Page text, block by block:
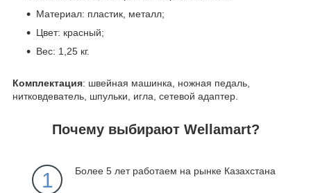
Материал: пластик, металл;
Цвет: красный;
Вес: 1,25 кг.
Комплектация: швейная машинка, ножная педаль,
нитковдеватель, шпульки, игла, сетевой адаптер.
Почему выбирают Wellamart?
1 Более 5 лет работаем на рынке Казахстана